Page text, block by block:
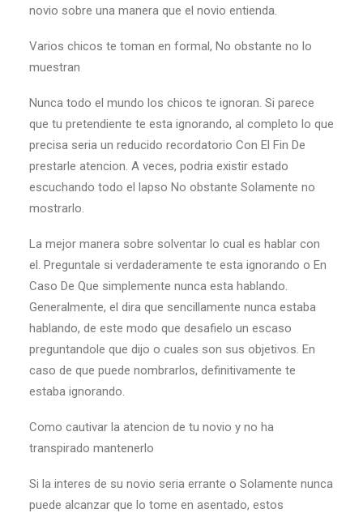
novio sobre una manera que el novio entienda.
Varios chicos te toman en formal, No obstante no lo
muestran
Nunca todo el mundo los chicos te ignoran. Si parece
que tu pretendiente te esta ignorando, al completo lo que
precisa seri­a un reducido recordatorio Con El Fin De
prestarle atencion. A veces, podria existir estado
escuchando todo el lapso No obstante Solamente no
mostrarlo.
La mejor manera sobre solventar lo cual es hablar con
el. Preguntale si verdaderamente te esta ignorando o En
Caso De Que simplemente nunca esta hablando.
Generalmente, el dira que sencillamente nunca estaba
hablando, de este modo que desafielo un escaso
preguntandole que dijo o cuales son sus objetivos. En
caso de que puede nombrarlos, definitivamente te
estaba ignorando.
Como cautivar la atencion de tu novio y no ha
transpirado mantenerlo
Si la interes de su novio seri­a errante o Solamente nunca
puede alcanzar que lo tome en asentado, estos